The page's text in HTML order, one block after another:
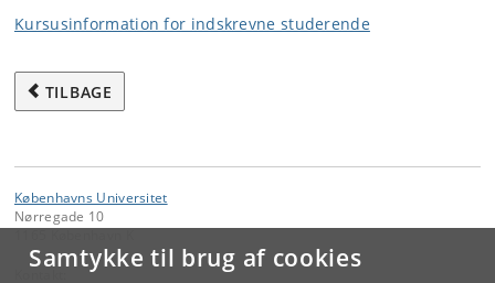
Samtykke til brug af cookies
Kursusinformation for indskrevne studerende
TILBAGE
Københavns Universitet
Nørregade 10